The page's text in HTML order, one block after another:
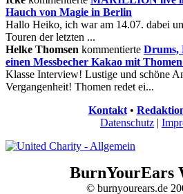
Hauch von Magie in Berlin
Hallo Heiko, ich war am 14.07. dabei
Touren der letzten ...
Helke Thomsen kommentierte Drums,
einen Messbecher Kakao mit
Klasse Interview! Lustige und schöne
Vergangenheit! Thomen redet ei...
Kontakt•
Datenschutz |
BurnYourEars
© burnyourears.de